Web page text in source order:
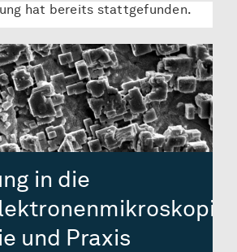
hat bereits stattgefunden.
in die
und Praxis